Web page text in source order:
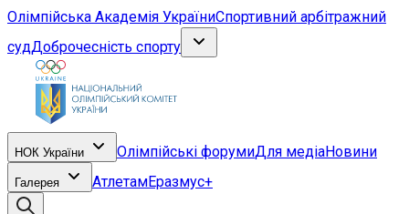
Олімпійська Академія УкраїниСпортивний арбітражний
судДоброчесність спорту
НОК України Олімпійські форумиДля медіаНовини
Галерея АтлетамЕразмус+